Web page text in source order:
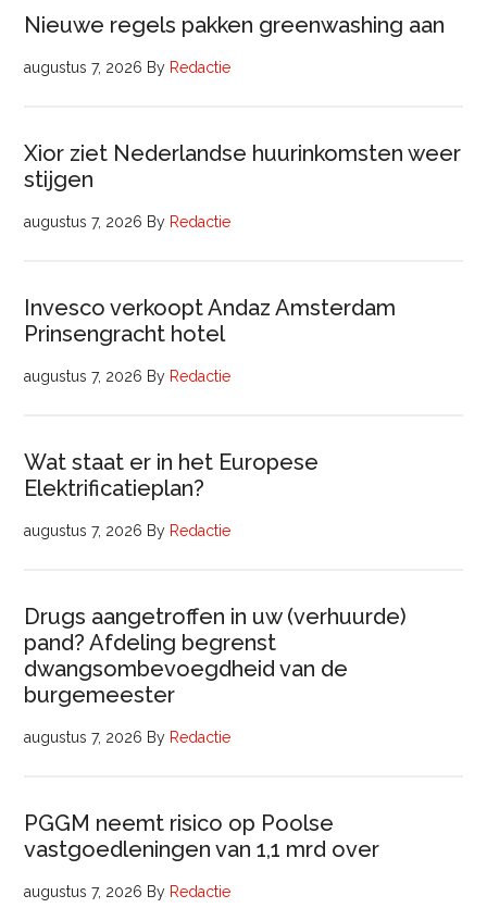
Nieuwe regels pakken greenwashing aan
augustus 7, 2026 By Redactie
Xior ziet Nederlandse huurinkomsten weer
stijgen
augustus 7, 2026 By Redactie
Invesco verkoopt Andaz Amsterdam
Prinsengracht hotel
augustus 7, 2026 By Redactie
Wat staat er in het Europese
Elektrificatieplan?
augustus 7, 2026 By Redactie
Drugs aangetroffen in uw (verhuurde)
pand? Afdeling begrenst
dwangsombevoegdheid van de
burgemeester
augustus 7, 2026 By Redactie
PGGM neemt risico op Poolse
vastgoedleningen van 1,1 mrd over
augustus 7, 2026 By Redactie